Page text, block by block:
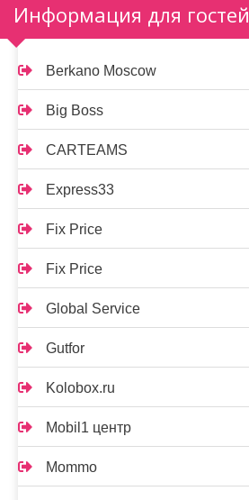
Информация для гостей
Berkano Moscow
Big Boss
CARTEAMS
Express33
Fix Price
Fix Price
Global Service
Gutfor
Kolobox.ru
Mobil1 центр
Mommo